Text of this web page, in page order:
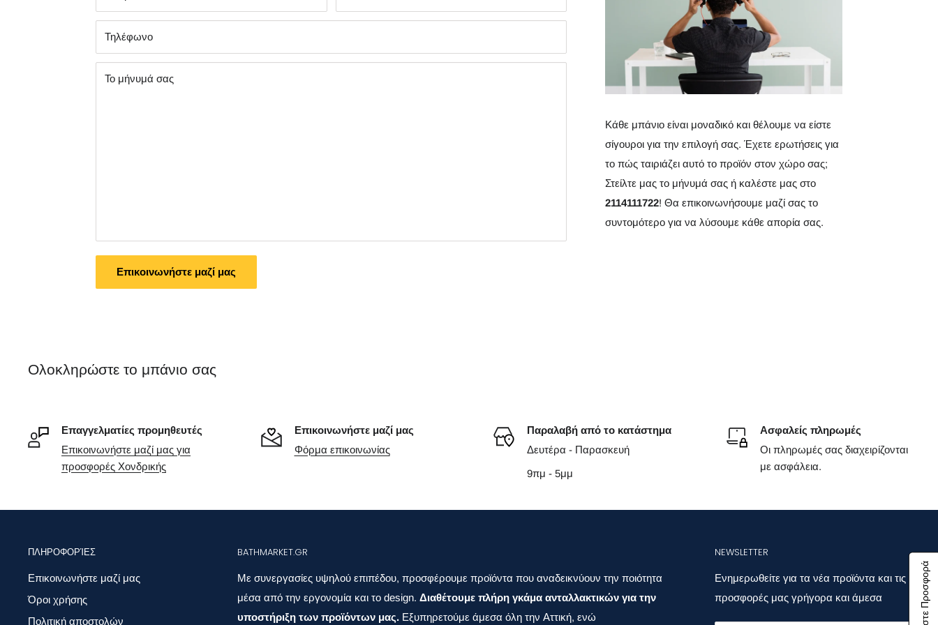
Τηλέφωνο
Το μήνυμά σας
Επικοινωνήστε μαζί μας
Κάθε μπάνιο είναι μοναδικό και θέλουμε να είστε
σίγουροι για την επιλογή σας. Έχετε ερωτήσεις για
το πώς ταιριάζει αυτό το προϊόν στον χώρο σας;
Στείλτε μας το μήνυμά σας ή καλέστε μας στο
2114111722! Θα επικοινωνήσουμε μαζί σας το
συντομότερο για να λύσουμε κάθε απορία σας.
Ολοκληρώστε το μπάνιο σας
Επαγγελματίες προμηθευτές
Επικοινωνήστε μαζί μας για
προσφορές Χονδρικής
Επικοινωνήστε μαζί μας
Φόρμα επικοινωνίας
Παραλαβή από το κατάστημα
Δευτέρα - Παρασκευή
9πμ - 5μμ
Ασφαλείς πληρωμές
Οι πληρωμές σας διαχειρίζονται
με ασφάλεια.
ΠΛΗΡΟΦΟΡΊΕΣ
Επικοινωνήστε μαζί μας
Όροι χρήσης
Πολιτική αποστολών
BATHMARKET.GR
Με συνεργασίες υψηλού επιπέδου, προσφέρουμε προϊόντα που αναδεικνύουν την ποιότητα
μέσα από την εργονομία και το design. Διαθέτουμε πλήρη γκάμα ανταλλακτικών για την
υποστήριξη των προϊόντων μας. Εξυπηρετούμε άμεσα όλη την Αττική, ενώ
NEWSLETTER
Ενημερωθείτε για τα νέα προϊόντα και τις
προσφορές μας γρήγορα και άμεσα
Ζητήστε Προσφορά